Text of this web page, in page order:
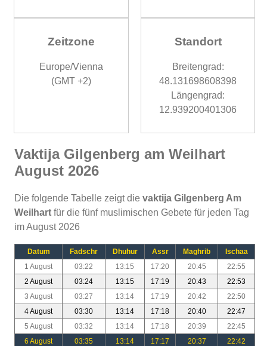
Zeitzone
Europe/Vienna
(GMT +2)
Standort
Breitengrad:
48.131698608398
Längengrad:
12.939200401306
Vaktija Gilgenberg am Weilhart
August 2026
Die folgende Tabelle zeigt die vaktija Gilgenberg Am
Weilhart für die fünf muslimischen Gebete für jeden Tag
im August 2026
Datum Fadschr Dhuhur Assr Maghrib
Ischaa
1 August
03:22 13:15 17:20 20:45
22:55
2 August
03:24 13:15 17:19 20:43
22:53
3 August
03:27 13:14 17:19 20:42
22:50
4 August
03:30 13:14 17:18 20:40
22:47
5 August
03:32 13:14 17:18 20:39
22:45
6 August
03:35 13:14 17:17 20:37
22:42